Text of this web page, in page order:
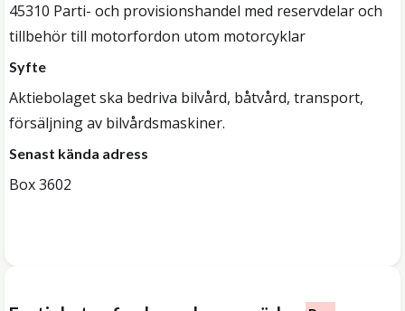
45310 Parti- och provisionshandel med reservdelar och
tillbehör till motorfordon utom motorcyklar
Syfte
Aktiebolaget ska bedriva bilvård, båtvård, transport,
försäljning av bilvårdsmaskiner.
Senast kända adress
Box 3602